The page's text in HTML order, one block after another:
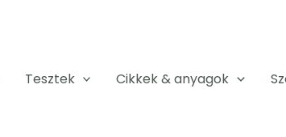
Tesztek Cikkek & anyagok